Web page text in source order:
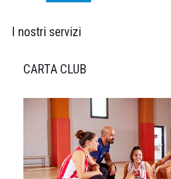
I nostri servizi
CARTA CLUB